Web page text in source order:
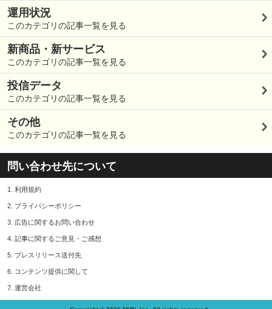
運用状況
このカテゴリの記事一覧を見る
新商品・新サービス
このカテゴリの記事一覧を見る
投信データ
このカテゴリの記事一覧を見る
その他
このカテゴリの記事一覧を見る
問い合わせ先について
1. 利用規約
2. プライバシーポリシー
3. 広告に関するお問い合わせ
4. 記事に関するご意見・ご感想
5. プレスリリース送付先
6. コンテンツ提供に関して
7. 運営会社